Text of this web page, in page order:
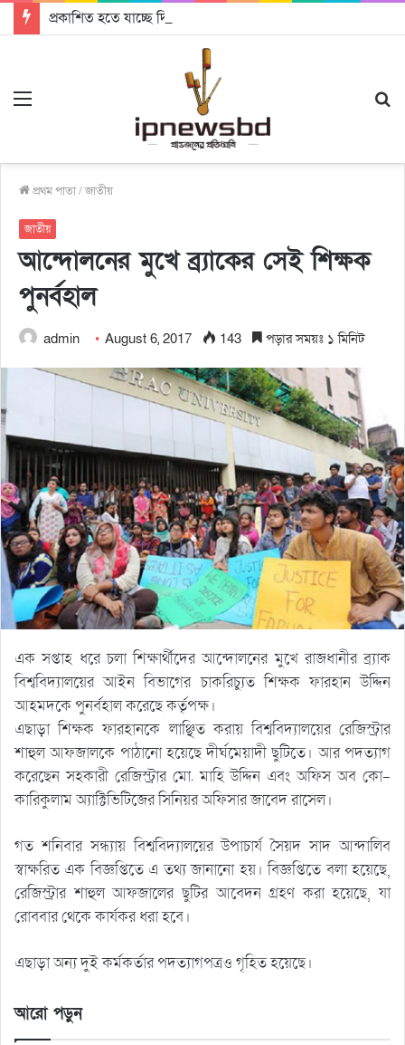
প্রকাশিত হতে যাচ্ছে দি রাবুগার নতুন গান ‘Baljanggi’
প্রথম পাতা/জাতীয়
জাতীয়
আন্দোলনের মুখে ব্র্যাকের সেই শিক্ষক
পুনর্বহাল
admin August 6, 2017 143 পড়ার সময়ঃ ১ মিনিট
এক সপ্তাহ ধরে চলা শিক্ষার্থীদের আন্দোলনের মুখে রাজধানীর ব্র্যাক
বিশ্ববিদ্যালয়ের আইন বিভাগের চাকরিচ্যুত শিক্ষক ফারহান উদ্দিন
আহমদকে পুনর্বহাল করেছে কর্তৃপক্ষ।
এছাড়া শিক্ষক ফারহানকে লাঞ্ছিত করায় বিশ্ববিদ্যালয়ের রেজিস্ট্রার
শাহুল আফজালকে পাঠানো হয়েছে দীর্ঘমেয়াদী ছুটিতে। আর পদত্যাগ
করেছেন সহকারী রেজিস্ট্রার মো. মাহি উদ্দিন এবং অফিস অব কো-
কারিকুলাম অ্যাক্টিভিটিজের সিনিয়র অফিসার জাবেদ রাসেল।
গত শনিবার সন্ধ্যায় বিশ্ববিদ্যালয়ের উপাচার্য সৈয়দ সাদ আন্দালিব
স্বাক্ষরিত এক বিজ্ঞপ্তিতে এ তথ্য জানানো হয়। বিজ্ঞপ্তিতে বলা হয়েছে,
রেজিস্ট্রার শাহুল আফজালের ছুটির আবেদন গ্রহণ করা হয়েছে, যা
রোববার থেকে কার্যকর ধরা হবে।
এছাড়া অন্য দুই কর্মকর্তার পদত্যাগপত্রও গৃহিত হয়েছে।
আরো পড়ুন